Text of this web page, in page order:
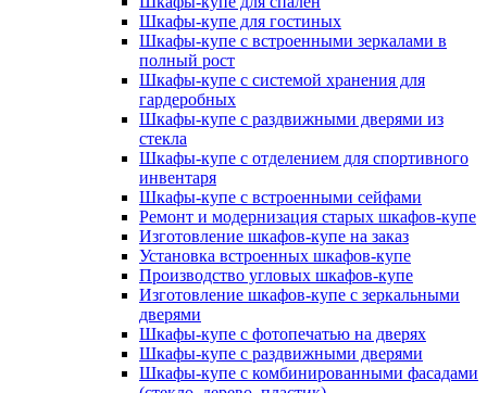
Шкафы-купе для гостиных
Шкафы-купе с встроенными зеркалами в
полный рост
Шкафы-купе с системой хранения для
гардеробных
Шкафы-купе с раздвижными дверями из
стекла
Шкафы-купе с отделением для спортивного
инвентаря
Шкафы-купе с встроенными сейфами
Ремонт и модернизация старых шкафов-купе
Изготовление шкафов-купе на заказ
Установка встроенных шкафов-купе
Производство угловых шкафов-купе
Изготовление шкафов-купе с зеркальными
дверями
Шкафы-купе с фотопечатью на дверях
Шкафы-купе с раздвижными дверями
Шкафы-купе с комбинированными фасадами